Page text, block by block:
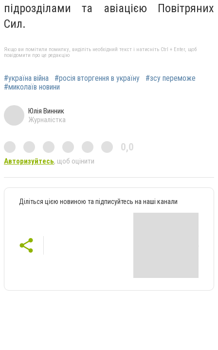
підрозділами та авіацією Повітряних
Сил.
Якщо ви помітили помилку, виділіть необхідний текст і натисніть Ctrl + Enter, щоб
повідомити про це редакцію
#україна війна #росія вторгення в україну
#зсу переможе
#миколаїв новини
Юлія Винник
Журналістка
0,0
Авторизуйтесь, щоб оцінити
Діліться цією новиною та підписуйтесь на наші канали